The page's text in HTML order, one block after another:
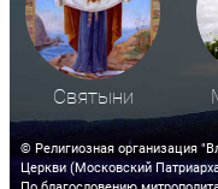
Святыни
© Религиозная организация
Церкви (Московский